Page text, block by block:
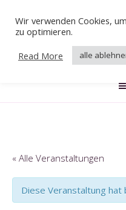
Inhalt
springen
Das
« Alle Veranstaltungen
Diese Veranstaltung
Wir verwenden Cookies,
zu optimieren.
Read More
alle